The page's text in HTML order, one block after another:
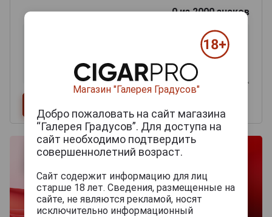
0из 2000 знаков
Магазин "Галерея Градусов"
Добро пожаловать на сайт магазина
“Галерея Градусов”. Для доступа на
сайт необходимо подтвердить
совершеннолетний возраст.
Сайт содержит информацию для лиц
старше 18 лет. Сведения, размещенные на
сайте, не являются рекламой, носят
исключительно информационный